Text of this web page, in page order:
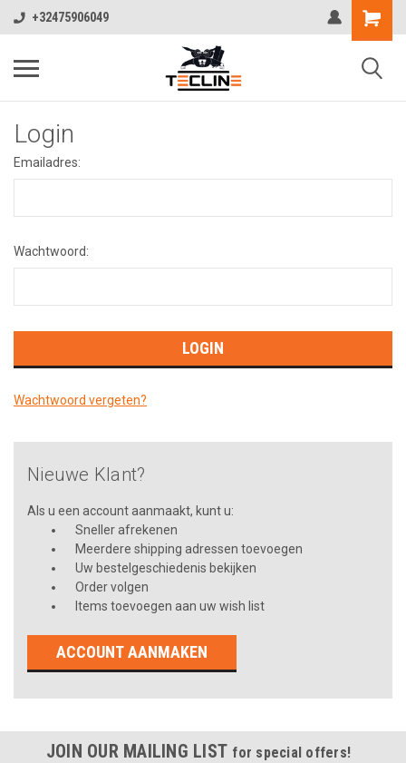
+32475906049
Login
Emailadres:
Wachtwoord:
Wachtwoord vergeten?
Nieuwe Klant?
Als u een account aanmaakt, kunt u:
Sneller afrekenen
Meerdere shipping adressen toevoegen
Uw bestelgeschiedenis bekijken
Order volgen
Items toevoegen aan uw wish list
ACCOUNT AANMAKEN
JOIN OUR MAILING LIST for special offers!